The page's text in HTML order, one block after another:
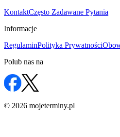
KontaktCzęsto Zadawane Pytania
Informacje
RegulaminPolityka Prywatności
Polub nas na
© 2026 mojeterminy.pl